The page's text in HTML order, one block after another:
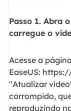
Passo 1. Abra
carregue o
Acesse a
EaseUS:
"Atualizar
corrompido,
reproduzindo